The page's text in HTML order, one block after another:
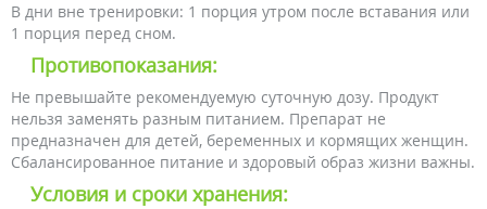
В дни вне тренировки: 1 порция утром после вставания или
1 порция перед сном.
Противопоказания:
Не превышайте рекомендуемую суточную дозу. Продукт
нельзя заменять разным питанием. Препарат не
предназначен для детей, беременных и кормящих женщин.
Сбалансированное питание и здоровый образ жизни важны.
Условия и сроки хранения: